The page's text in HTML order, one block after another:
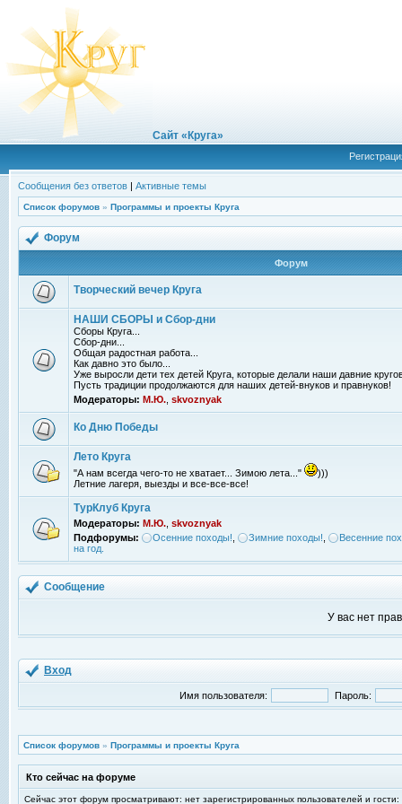
Сайт «Круга»
Сообщения без ответов | Активные темы
Список форумов » Программы и проекты Круга
Форум
Форум
Творческий вечер Круга
НАШИ СБОРЫ и Сбор-дни
Сборы Круга...
Сбор-дни...
Общая радостная работа...
Как давно это было...
Уже выросли дети тех детей Круга, которые делали наши давние
Пусть традиции продолжаются для наших детей-внуков и правнуков!
Модераторы: М.Ю. skvoznyak
Ко Дню Победы
Лето Круга
"А нам всегда чего-то не хватает... Зимою лета..."
)))
Летние лагеря, выезды и все-все-все!
ТурКлуб Круга
Модераторы: М.Ю. skvoznyak
Подфорумы:
Осенние походы! Зимние походы!
Весенние
на год.
Сообщение
У вас нет
Вход
Имя пользователя: Пароль:
Список форумов » Программы и проекты Круга
Кто сейчас на форуме
Сейчас этот форум просматривают: нет зарегистрированных пользователей и гости: